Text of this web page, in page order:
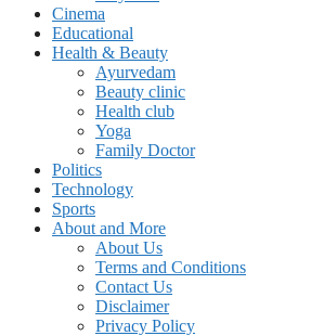
Cinema
Educational
Health & Beauty
Ayurvedam
Beauty clinic
Health club
Yoga
Family Doctor
Politics
Technology
Sports
About and More
About Us
Terms and Conditions
Contact Us
Disclaimer
Privacy Policy